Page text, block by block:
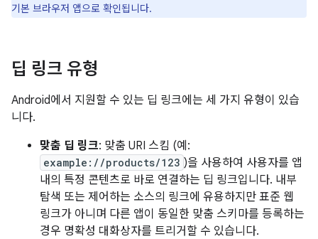
기본 브라우저 앱으로 확인됩니다.
딥 링크 유형
Android에서 지원할 수 있는 딥 링크에는 세 가지 유형이 있습
니다.
맞춤 딥 링크: 맞춤 URI 스킴 (예:
example://products/123 )을 사용하여 사용자를 앱
내의 특정 콘텐츠로 바로 연결하는 딥 링크입니다. 내부
탐색 또는 제어하는 소스의 링크에 유용하지만 표준 웹
링크가 아니며 다른 앱이 동일한 맞춤 스키마를 등록하는
경우 명확성 대화상자를 트리거할 수 있습니다.